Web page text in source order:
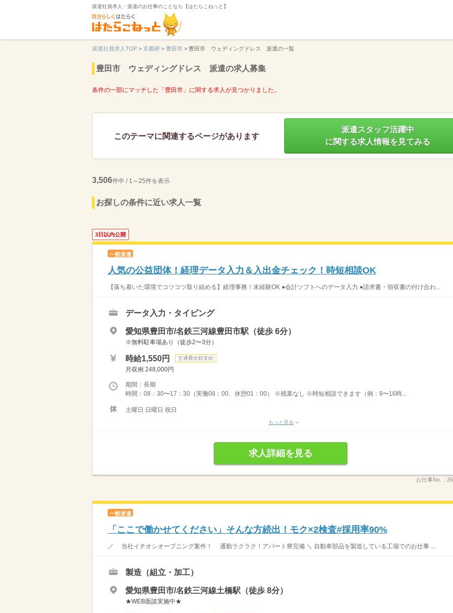
派遣社員求人・派遣のお仕事のことなら【はたらこねっと】
派遣社員求人TOP > 京都府 > 豊田市 > 豊田市 ウェディングドレス 派遣の一覧
豊田市 ウェディングドレス 派遣の求人募集
条件の一部にマッチした「豊田市」に関する求人が見つかりました。
このテーマに関連するページがあります
派遣スタッフ活躍中
に関する求人情報を見てみる
3,506件中 / 1～25件を表示
お探しの条件に近い求人一覧
3日以内公開
一般派遣
人気の公益団体！経理データ入力＆入出金チェック！時短相談OK
【落ち着いた環境でコツコツ取り組める】経理事務！未経験OK ●会計ソフトへのデータ入力 ●請求書・領収書の付け合わ...
データ入力・タイピング
愛知県豊田市/名鉄三河線豊田市駅（徒歩 6分）
※無料駐車場あり（徒歩2〜3分）
時給1,550円 交通費全額支給
月収例 248,000円
期間：長期
時間：08：30〜17：30（実働08：00、休憩01：00） ※残業なし ※時短相談できます（例：9〜16時...
土曜日 日曜日 祝日
もっと見る
求人詳細を見る
お仕事No.：
一般派遣
「ここで働かせてください」そんな方続出！モク×2検査#採用率90%
／ 当社イチオシオープニング案件！ 通勤ラクラク！アパート寮完備 ＼ 自動車部品を製造している工場でのお仕事 ...
製造（組立・加工）
愛知県豊田市/名鉄三河線土橋駅（徒歩 8分）
★WEB面談実施中★